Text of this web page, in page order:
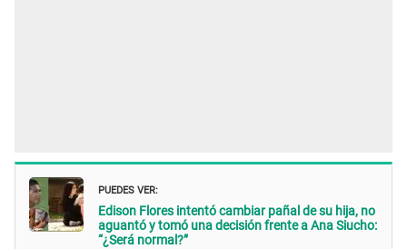
PUEDES VER:
Edison Flores intentó cambiar pañal de su hija, no
aguantó y tomó una decisión frente a Ana Siucho:
“¿Será normal?”